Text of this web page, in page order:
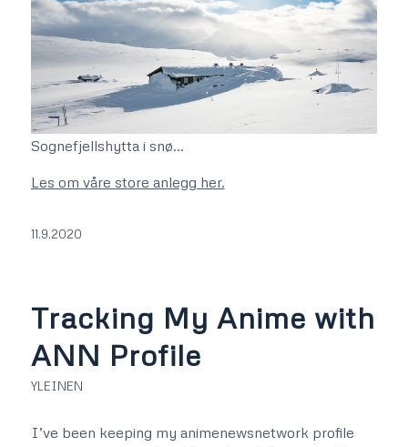
Sognefjellshytta i snø…
Les om våre store anlegg her.
11.9.2020
Tracking My Anime with
ANN Profile
YLEINEN
I’ve been keeping my animenewsnetwork profile